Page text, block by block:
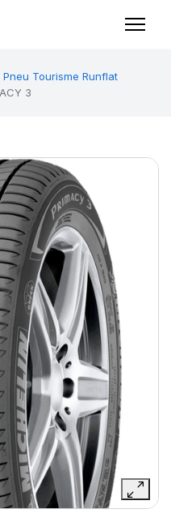
Pneu Tourisme Runflat
3